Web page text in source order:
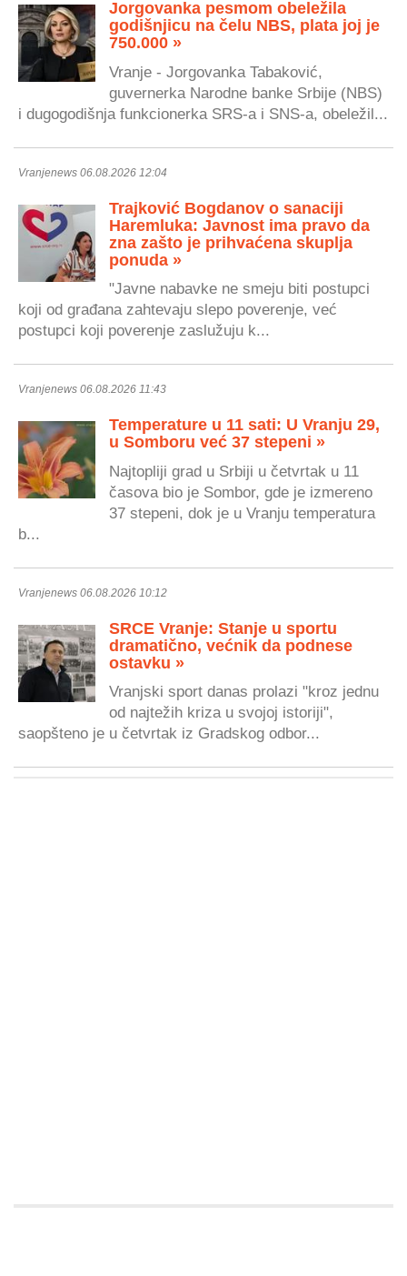
Jorgovanka pesmom obeležila
godišnjicu na čelu NBS, plata joj je
750.000 »
Vranje - Jorgovanka Tabaković,
guvernerka Narodne banke Srbije (NBS)
i dugogodišnja funkcionerka SRS-a i SNS-a, obeležil...
Vranjenews 06.08.2026 12:04
Trajković Bogdanov o sanaciji
Haremluka: Javnost ima pravo da
zna zašto je prihvaćena skuplja
ponuda »
"Javne nabavke ne smeju biti postupci
koji od građana zahtevaju slepo poverenje, već
postupci koji poverenje zaslužuju k...
Vranjenews 06.08.2026 11:43
Temperature u 11 sati: U Vranju 29,
u Somboru već 37 stepeni »
Najtopliji grad u Srbiji u četvrtak u 11
časova bio je Sombor, gde je izmereno
37 stepeni, dok je u Vranju temperatura
b...
Vranjenews 06.08.2026 10:12
SRCE Vranje: Stanje u sportu
dramatično, većnik da podnese
ostavku »
Vranjski sport danas prolazi "kroz jednu
od najtežih kriza u svojoj istoriji",
saopšteno je u četvrtak iz Gradskog odbor...